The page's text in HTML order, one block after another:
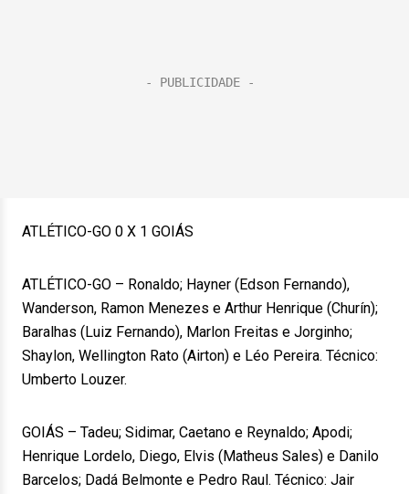
ATLÉTICO-GO 0 X 1 GOIÁS
ATLÉTICO-GO – Ronaldo; Hayner (Edson Fernando),
Wanderson, Ramon Menezes e Arthur Henrique (Churín);
Baralhas (Luiz Fernando), Marlon Freitas e Jorginho;
Shaylon, Wellington Rato (Airton) e Léo Pereira. Técnico:
Umberto Louzer.
GOIÁS – Tadeu; Sidimar, Caetano e Reynaldo; Apodi;
Henrique Lordelo, Diego, Elvis (Matheus Sales) e Danilo
Barcelos; Dadá Belmonte e Pedro Raul. Técnico: Jair